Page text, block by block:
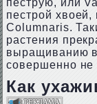
пеструю, или
пестрой
Columnaris.
растения
выращиванию
совершенно не
Как